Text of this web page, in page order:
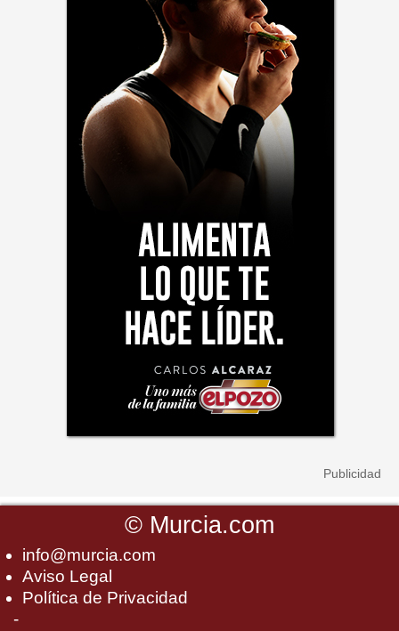
© Murcia.com
info@murcia.com
Aviso Legal
Política de Privacidad
-